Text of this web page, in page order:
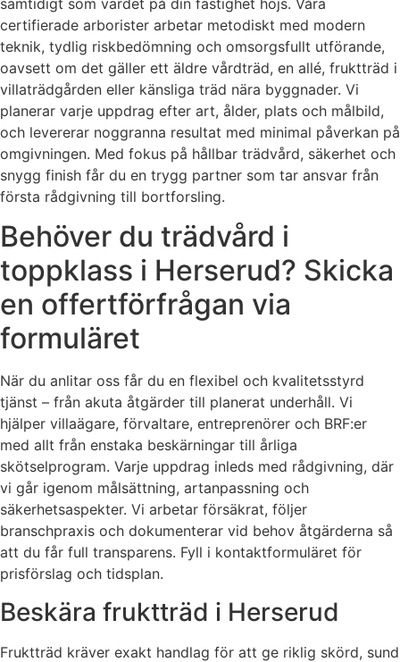
samtidigt som värdet på din fastighet höjs. Våra
certifierade arborister arbetar metodiskt med modern
teknik, tydlig riskbedömning och omsorgsfullt utförande,
oavsett om det gäller ett äldre vårdträd, en allé, fruktträd i
villaträdgården eller känsliga träd nära byggnader. Vi
planerar varje uppdrag efter art, ålder, plats och målbild,
och levererar noggranna resultat med minimal påverkan på
omgivningen. Med fokus på hållbar trädvård, säkerhet och
snygg finish får du en trygg partner som tar ansvar från
första rådgivning till bortforsling.
Behöver du trädvård i
toppklass i Herserud? Skicka
en offertförfrågan via
formuläret
När du anlitar oss får du en flexibel och kvalitetsstyrd
tjänst – från akuta åtgärder till planerat underhåll. Vi
hjälper villaägare, förvaltare, entreprenörer och BRF:er
med allt från enstaka beskärningar till årliga
skötselprogram. Varje uppdrag inleds med rådgivning, där
vi går igenom målsättning, artanpassning och
säkerhetsaspekter. Vi arbetar försäkrat, följer
branschpraxis och dokumenterar vid behov åtgärderna så
att du får full transparens. Fyll i kontaktformuläret för
prisförslag och tidsplan.
Beskära fruktträd i Herserud
Fruktträd kräver exakt handlag för att ge riklig skörd, sund